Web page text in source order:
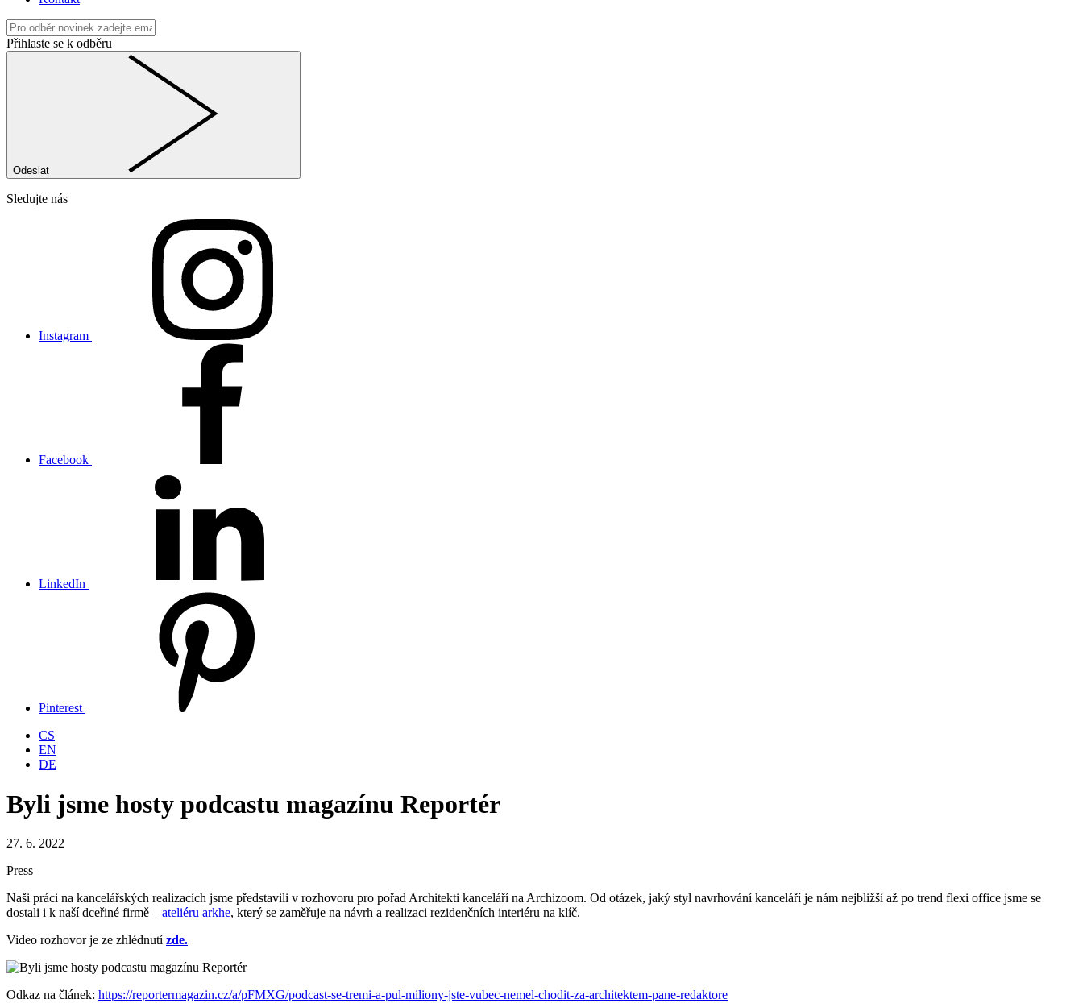
Přihlaste se k odběru
Odeslat
Sledujte nás
Instagram
Facebook
LinkedIn
Pinterest
CS
EN
DE
Byli jsme hosty podcastu magazínu Reportér
27. 6. 2022
Press
Naši práci na kancelářských realizacích jsme představili v rozhovoru pro pořad Architekti kanceláří na Archizoom. Od otázek, jaký styl navrhování kanceláří je nám nejbližší až po trend flexi office jsme se
dostali i k naší dceřiné firmě – ateliéru arkhe, který se zaměřuje na návrh a realizaci rezidenčních interiéru na klíč.
Video rozhovor je ze zhlédnutízde.
Odkaz na článek: https://reportermagazin.cz/a/pFMXG/podcast-se-tremi-a-pul-miliony-jste-vubec-nemel-chodit-za-architektem-pane-redaktore